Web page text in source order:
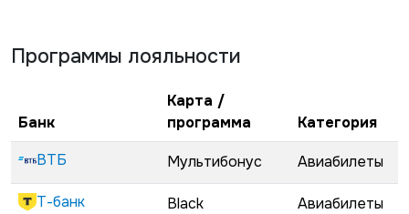
Программы лояльности
Банк
Карта /
программа
Категория
ВТБ
Мультибонус Авиабилеты
Т-банк Black Авиабилеты